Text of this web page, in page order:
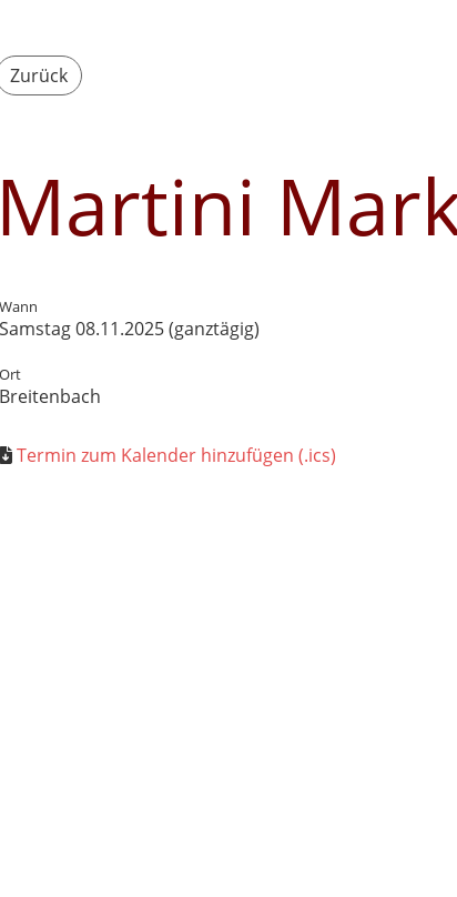
Zurück
Martini
Wann
Samstag 08.11.2025 (ganztägig)
Ort
Breitenbach
Termin zum Kalender hinzufügen (.ics)